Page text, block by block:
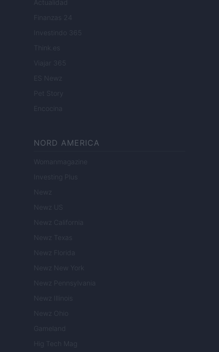
Actualidad
Finanzas 24
Investindo 365
Think.es
Viajar 365
ES Newz
Pet Story
Encocina
NORD AMERICA
Womanmagazine
Investing Plus
Newz
Newz US
Newz California
Newz Texas
Newz Florida
Newz New York
Newz Pennsylvania
Newz Illinois
Newz Ohio
Gameland
Hig Tech Mag